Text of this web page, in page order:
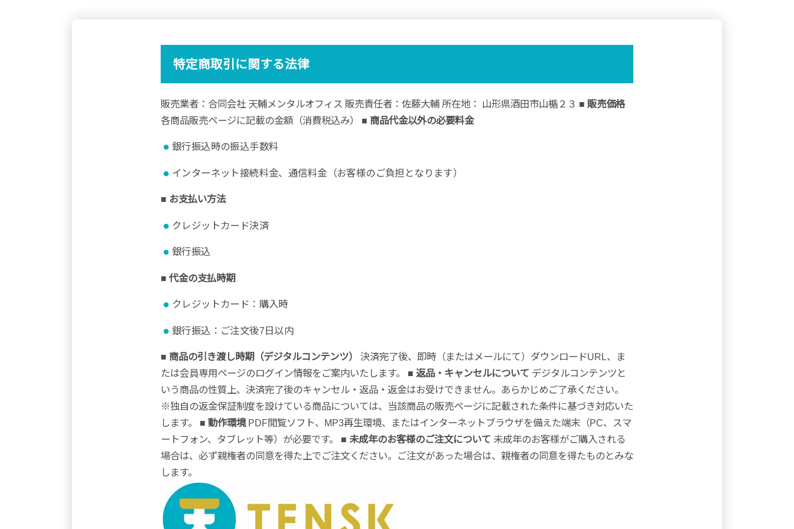
特定商取引に関する法律
販売業者：合同会社 天輔メンタルオフィス 販売責任者：佐藤大輔 所在地： 山形県酒田市山楯２３ ■ 販売価格
各商品販売ページに記載の金額（消費税込み） ■ 商品代金以外の必要料金
銀行振込時の振込手数料
インターネット接続料金、通信料金（お客様のご負担となります）
■ お支払い方法
クレジットカード決済
銀行振込
■ 代金の支払時期
クレジットカード：購入時
銀行振込：ご注文後7日以内
■ 商品の引き渡し時期（デジタルコンテンツ）
決済完了後、即時（またはメールにて）ダウンロードURL、ま
たは会員専用ページのログイン情報をご案内いたします。 ■ 返品・キャンセルについて デジタルコンテンツと
いう商品の性質上、決済完了後のキャンセル・返品・返金はお受けできません。あらかじめご了承ください。
※独自の返金保証制度を設けている商品については、当該商品の販売ページに記載された条件に基づき対応いた
します。 ■ 動作環境PDF閲覧ソフト、MP3再生環境、またはインターネットブラウザを備えた端末（PC、スマ
ートフォン、タブレット等）が必要です。 ■ 未成年のお客様のご注文について 未成年のお客様がご購入される
場合は、必ず親権者の同意を得た上でご注文ください。ご注文があった場合は、親権者の同意を得たものとみな
します。